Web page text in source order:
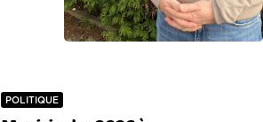
POLITIQUE